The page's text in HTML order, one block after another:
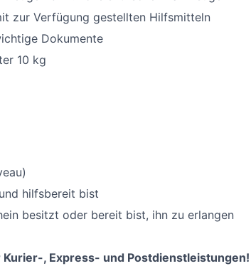
zur Verfügung gestellten Hilfsmitteln
Dokumente
10 kg
hilfsbereit bist
besitzt oder bereit bist, ihn zu erlangen
, Express- und Postdienstleistungen!